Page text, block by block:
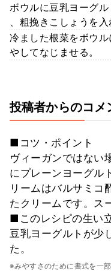
ボウルに豆乳ヨーグ
、粗挽きこしょうを
冷ました根菜をボウ
やしてなじませる。
投稿者からのコメ
■コツ・ポイント
ヴィーガンではない
にプレーンヨーグル
リームはバルサミコ
たクリームです。ス
■このレシピの生い
豆乳ヨーグルトが少
た。
※みやすさのために書式を一部